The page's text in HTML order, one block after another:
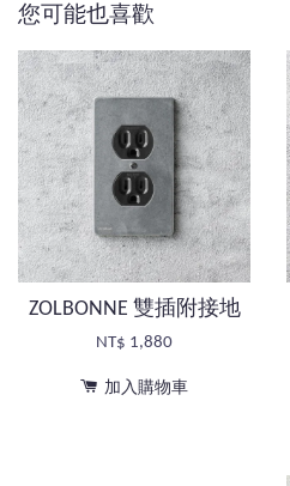
您可能也喜歡
ZOLBONNE 雙插附接地
NT$ 1,880
加入購物車